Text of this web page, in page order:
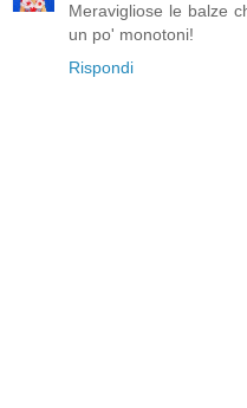
Meravigliose le balze
un po' monotoni!
Rispondi